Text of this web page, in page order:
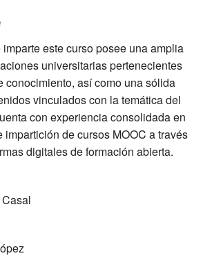
este curso posee una amplia
universitarias pertenecientes
conocimiento, así como una sólida
vinculados con la temática del
con experiencia consolidada en
impartición de cursos MOOC a través
digitales de formación abierta.